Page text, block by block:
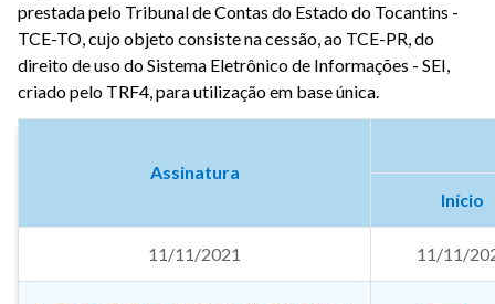
prestada pelo Tribunal de Contas do Estado do Tocantins -
TCE-TO, cujo objeto consiste na cessão, ao TCE-PR, do
direito de uso do Sistema Eletrônico de Informações - SEI,
criado pelo TRF4, para utilização em base única.
Assinatura
Início
11/11/2021 11/11/